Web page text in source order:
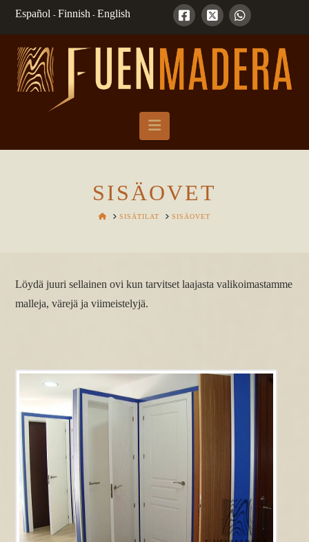
Español- Finnish - English
Navigation
SISÄOVET
HOMESISÄTILAT SISÄOVET
Löydä juuri sellainen ovi kun tarvitset laajasta valikoimastamme
malleja, värejä ja viimeistelyjä.